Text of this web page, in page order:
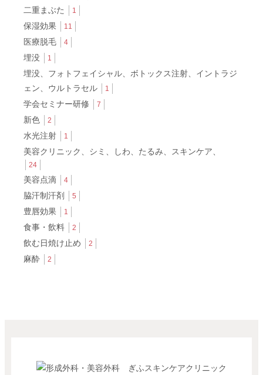
二重まぶた 1
保湿効果 11
医療脱毛 4
埋没 1
埋没、フォトフェイシャル、ボトックス注射、イントラジ
ェン、ウルトラセル
1
学会セミナー研修 7
新色 2
水光注射 1
美容クリニック、シミ、しわ、たるみ、スキンケア、
24
美容点滴 4
脇汗制汗剤 5
豊唇効果 1
食事・飲料 2
飲む日焼け止め 2
麻酔 2